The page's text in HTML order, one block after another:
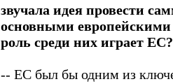
звучала идея провести
основными
роль среди них играет ЕС?
-- ЕС был бы одним из